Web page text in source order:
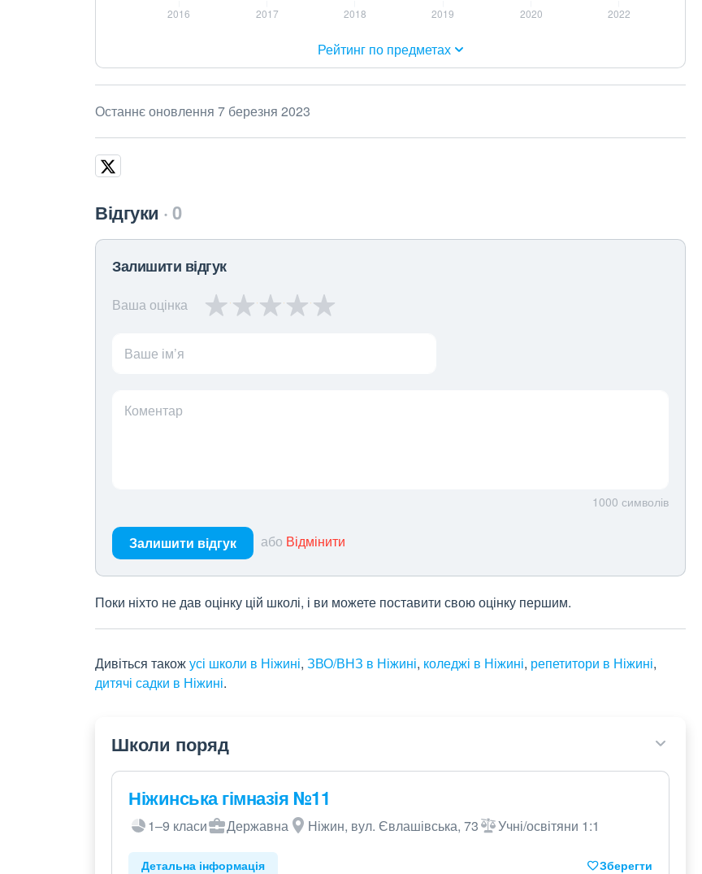
Рейтинг по предметах
Останнє оновлення 7 березня 2023
Відгуки 0
Залишити відгук
Ваша оцінка
Ваше ім’я
Коментар
1000 символів
Залишити відгук або Відмінити
Поки ніхто не дав оцінку цій школі, і ви можете поставити свою оцінку першим.
Дивіться такожусі школи в Ніжині, ЗВО/ВНЗ в Ніжині, коледжі в Ніжині, репетитори в Ніжині,
дитячі садки в Ніжині.
Школи поряд
Ніжинська гімназія №11
1–9 класи Державна Ніжин, вул. Євлашівська, 73 Учні/освітяни 1:1
Детальна інформація Зберегти